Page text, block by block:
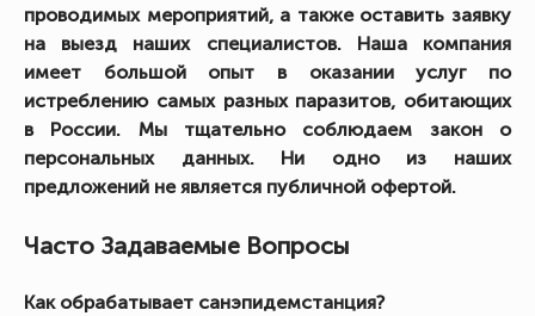
проводимых мероприятий, а также оставить заявку
на выезд наших специалистов. Наша компания
имеет большой опыт в оказании услуг по
истреблению самых разных паразитов, обитающих
в России. Мы тщательно соблюдаем закон о
персональных данных. Ни одно из наших
предложений не является публичной офертой.
Часто Задаваемые Вопросы
Как обрабатывает санэпидемстанция?